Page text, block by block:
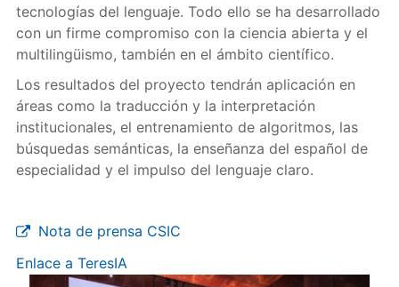
tecnologías del lenguaje. Todo ello se ha desarrollado
con un firme compromiso con la ciencia abierta y el
multilingüismo, también en el ámbito científico.
Los resultados del proyecto tendrán aplicación en
áreas como la traducción y la interpretación
institucionales, el entrenamiento de algoritmos, las
búsquedas semánticas, la enseñanza del español de
especialidad y el impulso del lenguaje claro.
Nota de prensa CSIC
Enlace a TeresIA